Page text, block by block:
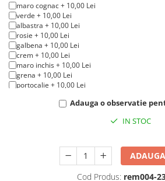
maro cognac + 10,00 Lei
verde + 10,00 Lei
albastra + 10,00 Lei
rosie + 10,00 Lei
galbena + 10,00 Lei
crem + 10,00 Lei
maro inchis + 10,00 Lei
grena + 10,00 Lei
portocalie + 10,00 Lei
alba + 10,00 Lei
mov + 10,00 Lei
Adauga o observatie
IN STOC
Cod Produs: rem004-